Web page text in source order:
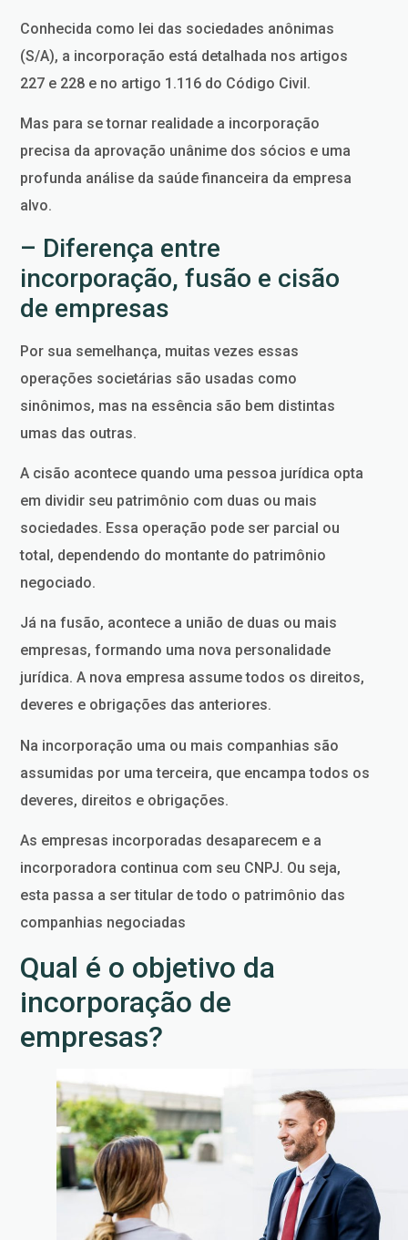
Conhecida como lei das sociedades anônimas
(S/A), a incorporação está detalhada nos artigos
227 e 228 e no artigo 1.116 do Código Civil.
Mas para se tornar realidade a incorporação
precisa da aprovação unânime dos sócios e uma
profunda análise da saúde financeira da empresa
alvo.
– Diferença entre
incorporação, fusão e cisão
de empresas
Por sua semelhança, muitas vezes essas
operações societárias são usadas como
sinônimos, mas na essência são bem distintas
umas das outras.
A cisão acontece quando uma pessoa jurídica opta
em dividir seu patrimônio com duas ou mais
sociedades. Essa operação pode ser parcial ou
total, dependendo do montante do patrimônio
negociado.
Já na fusão, acontece a união de duas ou mais
empresas, formando uma nova personalidade
jurídica. A nova empresa assume todos os direitos,
deveres e obrigações das anteriores.
Na incorporação uma ou mais companhias são
assumidas por uma terceira, que encampa todos os
deveres, direitos e obrigações.
As empresas incorporadas desaparecem e a
incorporadora continua com seu CNPJ. Ou seja,
esta passa a ser titular de todo o patrimônio das
companhias negociadas
Qual é o objetivo da
incorporação de
empresas?